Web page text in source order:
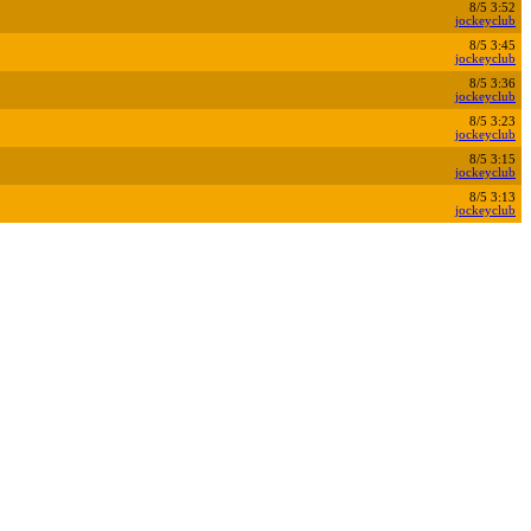
8/5 3:52
jockeyclub
8/5 3:45
jockeyclub
8/5 3:36
jockeyclub
8/5 3:23
jockeyclub
8/5 3:15
jockeyclub
8/5 3:13
jockeyclub